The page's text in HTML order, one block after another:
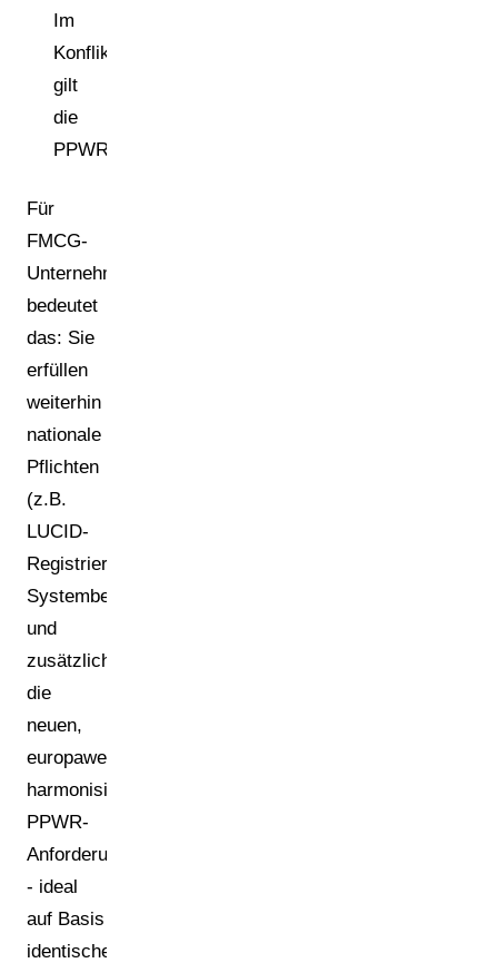
Im
Konfliktfall
gilt
die
PPWR.
Für
FMCG-
Unternehmen
bedeutet
das: Sie
erfüllen
weiterhin
nationale
Pflichten
(z.B.
LUCID-
Registrierung,
Systembeteiligung)
und
zusätzlich
die
neuen,
europaweit
harmonisierten
PPWR-
Anforderungen
- ideal
auf Basis
identischer